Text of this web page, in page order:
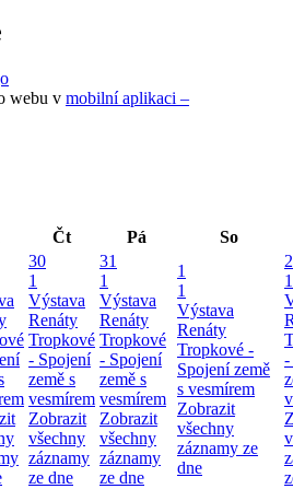
webu v mobilní aplikaci –
Čt Pá
So
30
1
Výstava
Renáty
Tropkové
- Spojení
země s
vesmírem
Zobrazit
všechny
záznamy
ze dne
31
1
Výstava
Renáty
Tropkové
- Spojení
země s
vesmírem
Zobrazit
všechny
záznamy
ze dne
1
1
Výstava
Renáty
Tropkové -
Spojení země
s vesmírem
Zobrazit
všechny
záznamy ze
dne
2
1
-